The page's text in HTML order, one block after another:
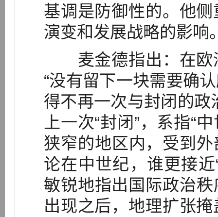
基调是防御性的。他
演变和发展战略的影响
麦金德指出：在欧
“没有留下一块需要确
得不再一次与封闭的政
上一次“封闭”，系指“
狭窄的地区内，受到
论在中世纪，谁更接
敏锐地指出国际政治
出现之后，地理扩张